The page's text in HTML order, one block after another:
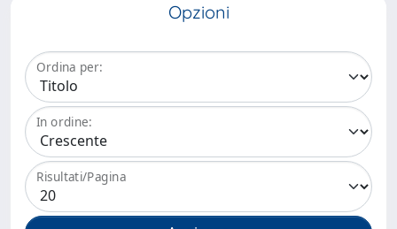
Opzioni
Ordina per:
In ordine:
Risultati/Pagina